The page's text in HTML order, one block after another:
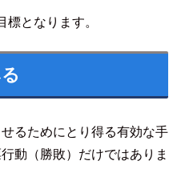
標となります。
るためにとり得る有効な手
動（勝敗）だけではありま